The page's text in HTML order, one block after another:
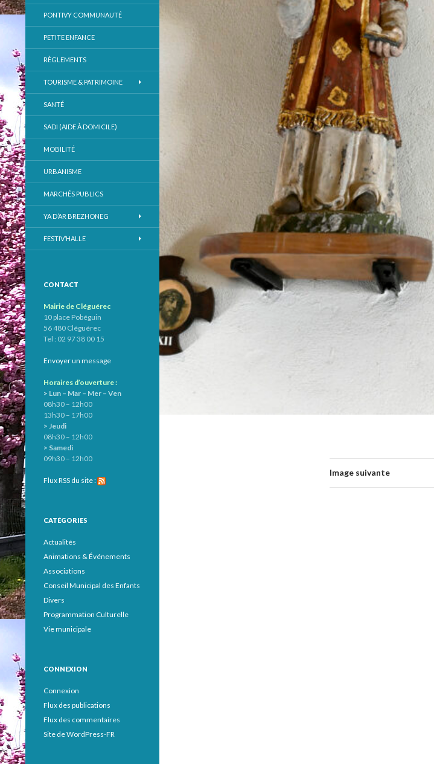
Image suivante
PONTIVY COMMUNAUTÉ
PETITE ENFANCE
RÈGLEMENTS
TOURISME & PATRIMOINE
SANTÉ
SADI (AIDE À DOMICILE)
MOBILITÉ
URBANISME
MARCHÉS PUBLICS
YA D’AR BREZHONEG
FESTIV’HALLE
CONTACT
Mairie de Cléguérec
10 place Pobéguin
56 480 Cléguérec
Tel : 02 97 38 00 15
Envoyer un message
Horaires d’ouverture :
> Lun – Mar – Mer – Ven
08h30 – 12h00
13h30 – 17h00
> Jeudi
08h30 – 12h00
> Samedi
09h30 – 12h00
Flux RSS du site :
CATÉGORIES
Actualités
Animations & Événements
Associations
Conseil Municipal des Enfants
Divers
Programmation Culturelle
Vie municipale
CONNEXION
Connexion
Flux des publications
Flux des commentaires
Site de WordPress-FR